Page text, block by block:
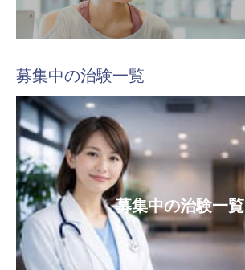
募集中の治験一覧
募集中の治験一覧